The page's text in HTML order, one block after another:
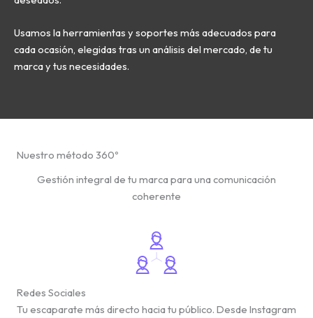
Usamos la herramientas y soportes más adecuados para
cada ocasión, elegidas tras un análisis del mercado, de tu
marca y tus necesidades.
Nuestro método 360º
Gestión integral de tu marca para una comunicación
coherente
Redes Sociales
Tu escaparate más directo hacia tu público. Desde Instagram